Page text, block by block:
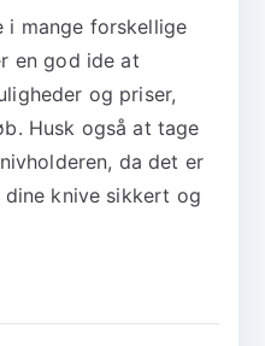
i mange forskellige
en god ide at
og priser,
Husk også at tage
da det er
knive sikkert og